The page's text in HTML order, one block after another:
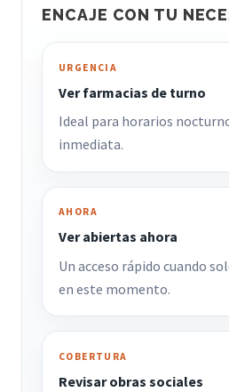
ENCAJE CON TU
URGENCIA
Ver farmacias de turno
Ideal para horarios
inmediata.
AHORA
Ver abiertas ahora
Un acceso rápido cuando
en este momento.
COBERTURA
Revisar obras sociales